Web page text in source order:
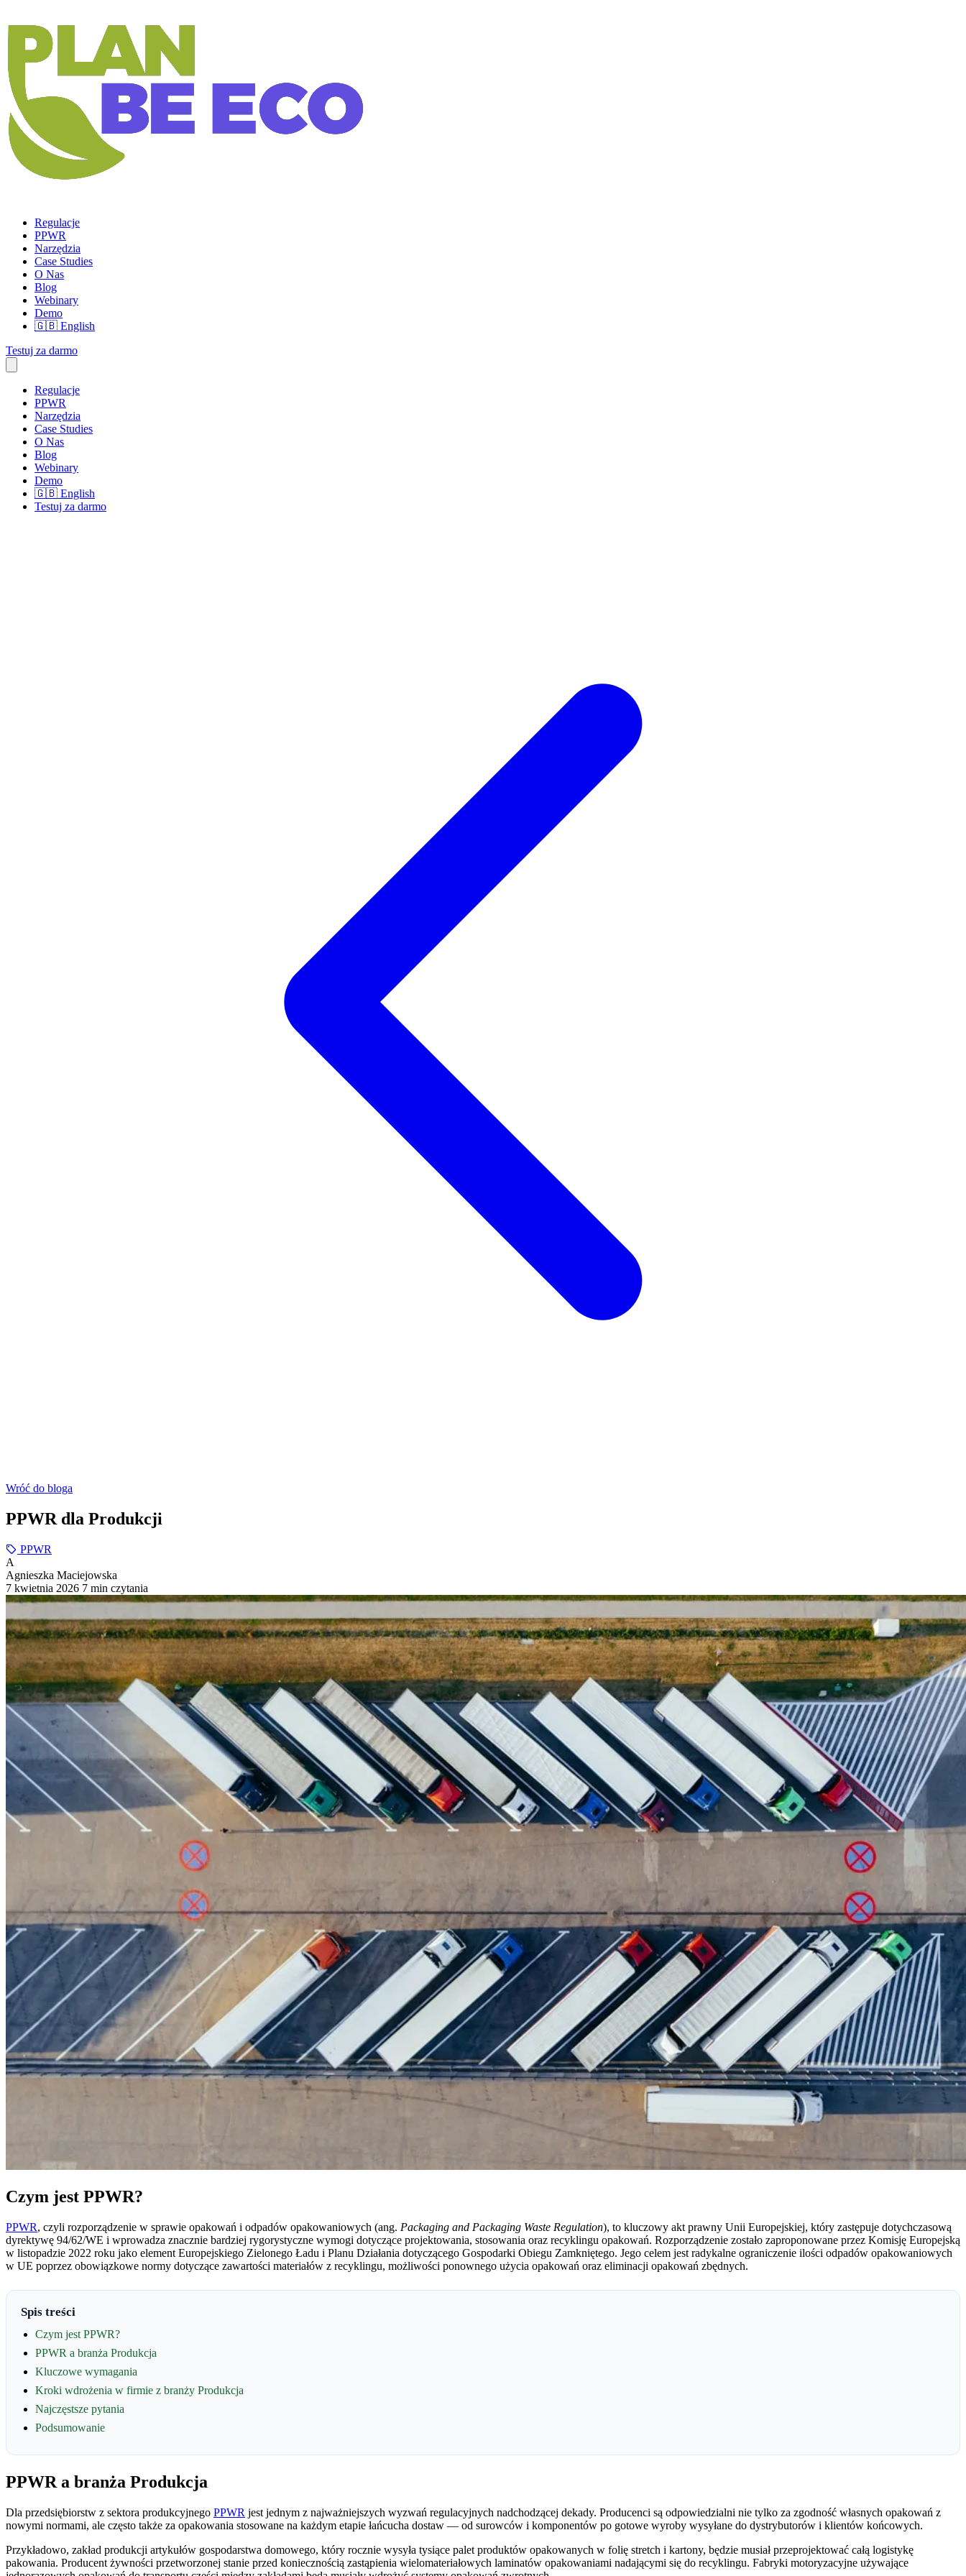
Regulacje
PPWR
Narzędzia
Case Studies
O Nas
Blog
Webinary
Demo
🇬🇧 English
Testuj za darmo
Regulacje
PPWR
Narzędzia
Case Studies
O Nas
Blog
Webinary
Demo
🇬🇧 English
Testuj za darmo
Wróć do bloga
PPWR dla Produkcji
PPWR
A
Agnieszka Maciejowska
7 kwietnia 2026 7 min czytania
Czym jest PPWR?
PPWR, czyli rozporządzenie w sprawie opakowań i odpadów opakowaniowych (ang. Packaging and Packaging Waste Regulation), to kluczowy akt prawny Unii Europejskiej, który zastępuje dotychczasową
dyrektywę 94/62/WE i wprowadza znacznie bardziej rygorystyczne wymogi dotyczące projektowania, stosowania oraz recyklingu opakowań. Rozporządzenie zostało zaproponowane przez Komisję Europejską
w listopadzie 2022 roku jako element Europejskiego Zielonego Ładu i Planu Działania dotyczącego Gospodarki Obiegu Zamkniętego. Jego celem jest radykalne ograniczenie ilości odpadów opakowaniowych
w UE poprzez obowiązkowe normy dotyczące zawartości materiałów z recyklingu, możliwości ponownego użycia opakowań oraz eliminacji opakowań zbędnych.
Spis treści
Czym jest PPWR?
PPWR a branża Produkcja
Kluczowe wymagania
Kroki wdrożenia w firmie z branży Produkcja
Najczęstsze pytania
Podsumowanie
PPWR a branża Produkcja
Dla przedsiębiorstw z sektora produkcyjnego PPWR jest jednym z najważniejszych wyzwań regulacyjnych nadchodzącej dekady. Producenci są odpowiedzialni nie tylko za zgodność własnych opakowań z
nowymi normami, ale często także za opakowania stosowane na każdym etapie łańcucha dostaw — od surowców i komponentów po gotowe wyroby wysyłane do dystrybutorów i klientów końcowych.
Przykładowo, zakład produkcji artykułów gospodarstwa domowego, który rocznie wysyła tysiące palet produktów opakowanych w folię stretch i kartony, będzie musiał przeprojektować całą logistykę
pakowania. Producent żywności przetworzonej stanie przed koniecznością zastąpienia wielomateriałowych laminatów opakowaniami nadającymi się do recyklingu. Fabryki motoryzacyjne używające